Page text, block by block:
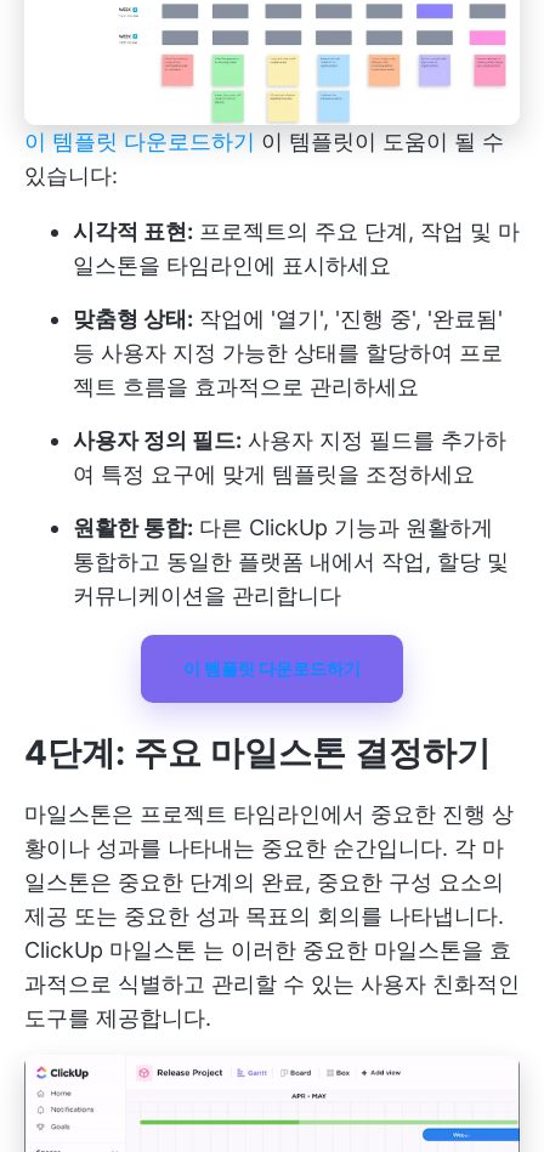
이 템플릿 다운로드하기 이 템플릿이 도움이 될 수
있습니다:
시각적 표현: 프로젝트의 주요 단계, 작업 및 마
일스톤을 타임라인에 표시하세요
맞춤형 상태: 작업에 '열기', '진행 중', '완료됨'
등 사용자 지정 가능한 상태를 할당하여 프로
젝트 흐름을 효과적으로 관리하세요
사용자 정의 필드: 사용자 지정 필드를 추가하
여 특정 요구에 맞게 템플릿을 조정하세요
원활한 통합: 다른 ClickUp 기능과 원활하게
통합하고 동일한 플랫폼 내에서 작업, 할당 및
커뮤니케이션을 관리합니다
이 템플릿 다운로드하기
4단계: 주요 마일스톤 결정하기
마일스톤은 프로젝트 타임라인에서 중요한 진행 상
황이나 성과를 나타내는 중요한 순간입니다. 각 마
일스톤은 중요한 단계의 완료, 중요한 구성 요소의
제공 또는 중요한 성과 목표의 회의를 나타냅니다.
ClickUp 마일스톤 는 이러한 중요한 마일스톤을 효
과적으로 식별하고 관리할 수 있는 사용자 친화적인
도구를 제공합니다.